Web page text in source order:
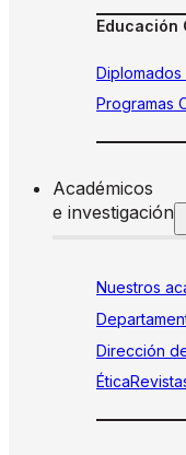
Educación
Diplomados
Programas
Académicos
e investigación
Nuestros
Dirección
Ética